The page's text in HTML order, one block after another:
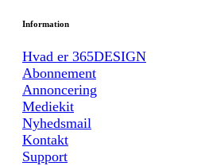
Information
Hvad er 365DESIGN
Abonnement
Annoncering
Mediekit
Nyhedsmail
Kontakt
Support